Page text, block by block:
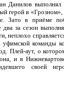
Данилов
герой в «Грозном»,
Зато в приёме
за сезон
неплохо
команды
Плей-аут, о
и в
своей